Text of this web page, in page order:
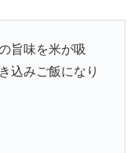
旨味を米が吸
込みご飯になり